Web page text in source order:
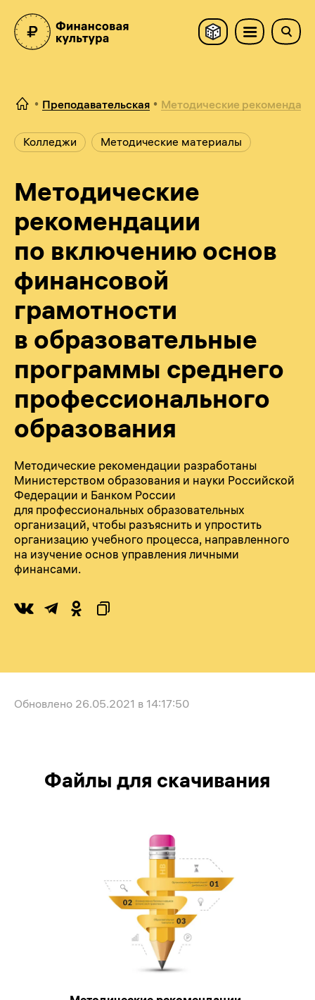
Преподавательская Методические рекоменда...
Колледжи Методические материалы
Методические
рекомендации
по включению основ
финансовой
грамотности
в образовательные
программы среднего
профессионального
образования
Методические рекомендации разработаны
Министерством образования и науки Российской
Федерации и Банком России
для профессиональных образовательных
организаций, чтобы разъяснить и упростить
организацию учебного процесса, направленного
на изучение основ управления личными
финансами.
Обновлено 26.05.2021 в 14:17:50
Файлы для скачивания